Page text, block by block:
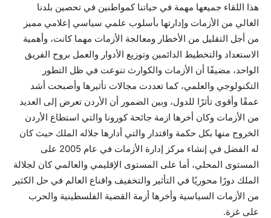
هذا اللقاء جميعها مهمة في حياتنا كمواطنين في تحصين بلدنا
الغالي من الأزمات وإدارتها بأسلوب علمي سياسي إعلامي مميز
من أجل التقليل من الأخطار ومعالجة الأزمات مهما كانت، وأهمية
الاستعداد والتخطيط الدائمين وتوزيع الأدوار والعمل بروح الفريق
الواحد، مضيفًا أن الأزمات والكوارث تنوعت في ظل التطور
التكنولوجي والعلمي، كما تعددت مجالات تأثيرها وأصبحت أشد
عمقًا وأقوى تأثرًا للدول، وبين الضمور أن الأردن تعرض إلى العديد
من الأزمات وكان أخرها ازمة جائحة كورونا والتي استطاع الأردن
الخروج منها بكل حكمة واقتدار والتي أدارها جلاله الملك حيث كان
له الفضل في إنشاء مركز إدارة الأزمات في عام 2005 على
المستوى المحلي، أما على المستوى الإقليمي والعالمي كان لجلالة
الملك دورًا محوريًا في التأثير والتخفيف واقناع العالم في حل الكثير
من الأزمات السياسية وأخرها أزمة القضية الفلسطينية والحرب
على غزة.